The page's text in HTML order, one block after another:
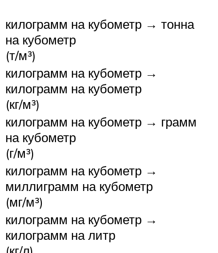
килограмм на кубометр → тонна
на кубометр
(т/м³)
килограмм на кубометр →
килограмм на кубометр
(кг/м³)
килограмм на кубометр → грамм
на кубометр
(г/м³)
килограмм на кубометр →
миллиграмм на кубометр
(мг/м³)
килограмм на кубометр →
килограмм на литр